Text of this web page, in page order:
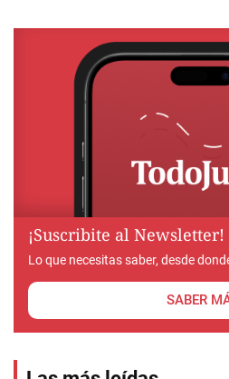
¡Suscribite al Newsletter!
Lo que necesitas saber, desde
SABER